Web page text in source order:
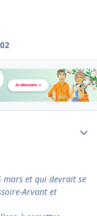
mars et qui devrait se
Arvant et